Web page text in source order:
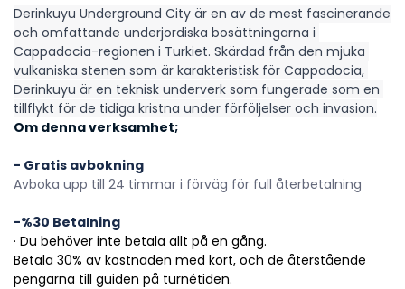
Derinkuyu Underground City är en av de mest fascinerande
och omfattande underjordiska bosättningarna i
Cappadocia-regionen i Turkiet. Skärdad från den mjuka
vulkaniska stenen som är karakteristisk för Cappadocia,
Derinkuyu är en teknisk underverk som fungerade som en
tillflykt för de tidiga kristna under förföljelser och invasion.
Om denna verksamhet;
- Gratis avbokning
Avboka upp till 24 timmar i förväg för full återbetalning
-%30 Betalning
· Du behöver inte betala allt på en gång.
Betala 30% av kostnaden med kort, och de återstående
pengarna till guiden på turnétiden.